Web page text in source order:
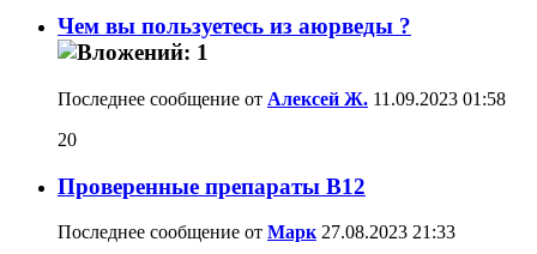
Чем вы пользуетесь из аюрведы ?
Последнее сообщение от Алексей Ж. 11.09.2023 01:58
20
Проверенные препараты В12
Последнее сообщение от Марк 27.08.2023 21:33